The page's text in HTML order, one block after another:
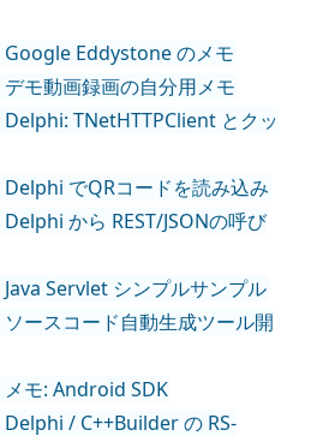
Eddystone のメモ
モ動画録画の自分用メモ
TNetHTTPClient とクッ
でQRコードを読み込み
から REST/JSONの呼び
Servlet シンプルサンプル
ースコード自動生成ツール開
モ: Android SDK
/ C++Builder の RS-